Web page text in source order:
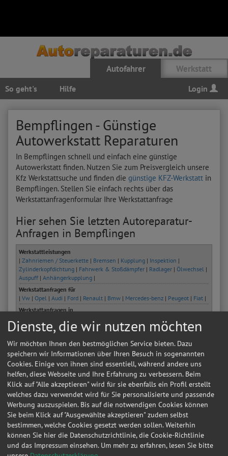
Autofahrer Werkstatt
So geht's Hilfe Login
Bempflingen - Günstige
Autowerkstatt Reparaturen
In Bempflingen schnell und einfach eine günstige
Autowerkstatt finden. Nutzen Sie zum Preisvergleich unsere
Kfz Werkstattsuche und finden die günstige KFZ-Werkstatt in
Bempflingen. Stellen Sie einfach rechts über das
Werkstattanfragenformular Ihre Werkstattanfrage
Hier sehen Sie letzten Autoreparatur-
Anfragen in Bempflingen
Werkstattleistungen
| Zahnriemen / Steuerkette | Bremsen | Kupplung | Inspektion |
Zylinderkopfdichtung | Fahrwerk & Stoßdämpfer | Radlager | Ölwechsel |
Auspuff | Anhängerkupplung |
Werkstattanfragen für
| Vw | Opel | Audi | Ford | Renault | Bmw | Mercedes-benz | Peugeot | Fiat |
Werkstattanfragen in
Frankfurt am Main
|Stuttgart
Datum Autohersteller Kfz-Modell Kfz-Typ
16.12.2024 15:21:40 Renault Twingo 2 1.2 16V
24.04.2024 18:42:37 Land Rover Discovery Sport Van TD4 4x4
29.07.2022 18:15:25 VW TIGUAN 2.0 TFSI
12.07.2020 18:36:33 Fiat Ducato Kasten 33
18.10.2019 17:40:27 Opel
18.10.2019 17:07:12 Opel Omega B Sport Lim.
Dienste, die wir nutzen möchten
Wir möchten Ihnen den bestmöglichen Service bieten. Dazu
speichern wir Informationen über Ihren Besuch in sogenannten
Cookies. Einige von ihnen sind essentiell, während andere uns
helfen, diese Webseite und Ihre Erfahrung zu verbessern. Beim
Klick auf "Alle akzeptieren" wird für sie ebenfalls ein Profil erstellt
welches dazu verwendet wird für Sie personalisierte und passende
Werbung auszuspielen. Bis auf die notwendigen Cookies können
Sie beim Klick auf "Ausgewählte akzeptieren" zudem selbst
bestimmen, welche Cookies gesetzt werden sollen. Weiterhin
können Sie hier die Datenschutzrichtlinie, die Cookie-Richtlinie
und das Impressum einsehen. Um mehr zu erfahren, lesen Sie bitte